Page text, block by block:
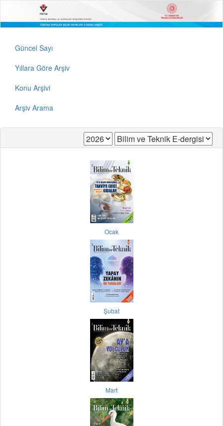
Güncel Sayı
Yıllara Göre Arşiv
Konu Arşivi
Arşiv Arama
Ocak
Şubat
Mart